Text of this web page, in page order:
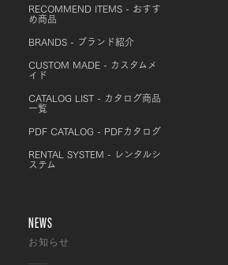
RECOMMEND ITEMS - おすす
め商品
BRANDS - ブランド紹介
CUSTOM MADE - カスタムメ
イド
CATALOG LIST - カタログ商品
一覧
PDF CATALOG - PDFカタログ
RENTAL SYSTEM - レンタルシ
ステム
NEWS
お知らせ